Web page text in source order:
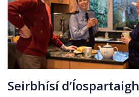
Seirbhísí d’Íospartaigh